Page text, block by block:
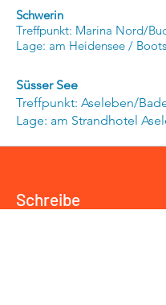
Schwerin
Treffpunkt: Marina Nord/
Lage: am Heidensee /
Süsser See
Treffpunkt: Aseleben/
Lage: am Strandhotel
Schreibe